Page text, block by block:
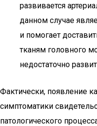
развивается
данном случае
и помогает
тканям головного
недостаточно
Фактически, появление
симптоматики
патологического